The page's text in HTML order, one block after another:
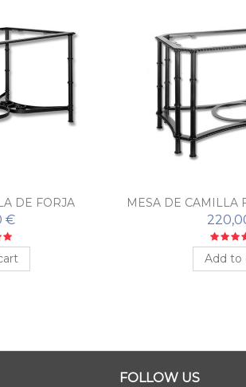
DE FORJA
€
MESA DE CAMILLA
Add to
FOLLOW US